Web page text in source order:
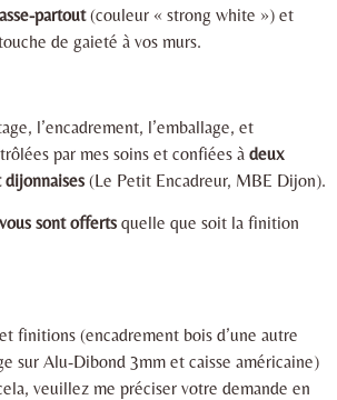
partout(couleur « strong white ») et
de gaieté à vos murs.
l’encadrement, l’emballage, et
par mes soins et confiées à deux
(Le Petit Encadreur, MBE Dijon).
sont offerts quelle que soit la finition
finitions (encadrement bois d’une autre
sur Alu-Dibond 3mm et caisse américaine)
veuillez me préciser votre demande en